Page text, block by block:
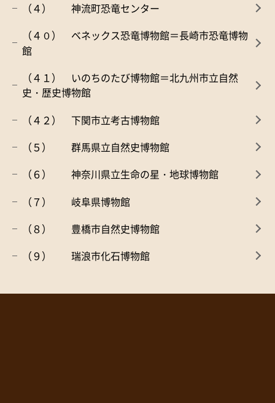
（４） 神流町恐竜センター
（４０） ベネックス恐竜博物館＝長崎市恐竜博物
館
（４１） いのちのたび博物館＝北九州市立自然
史・歴史博物館
（４２） 下関市立考古博物館
（５） 群馬県立自然史博物館
（６） 神奈川県立生命の星・地球博物館
（７） 岐阜県博物館
（８） 豊橋市自然史博物館
（９） 瑞浪市化石博物館